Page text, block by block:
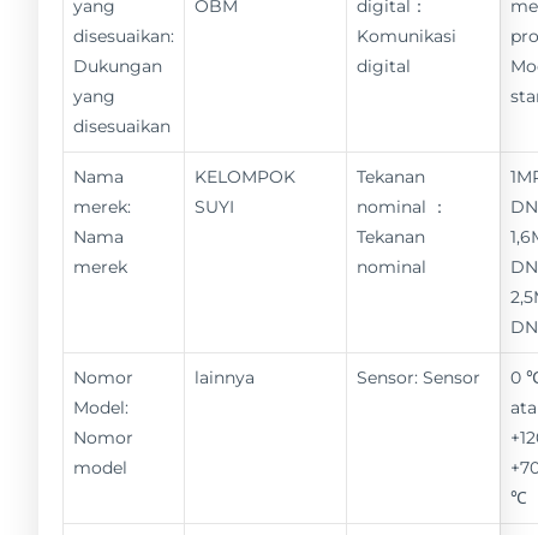
yang
disesuaikan:
Dukungan
yang
disesuaikan
OBM
digital：
Komunikasi
digital
Nama
merek:
Nama
merek
KELOMPOK
SUYI
Tekanan
nominal ：
Tekanan
nominal
Nomor
Model:
Nomor
model
lainnya Sensor: Sensor
0
℃